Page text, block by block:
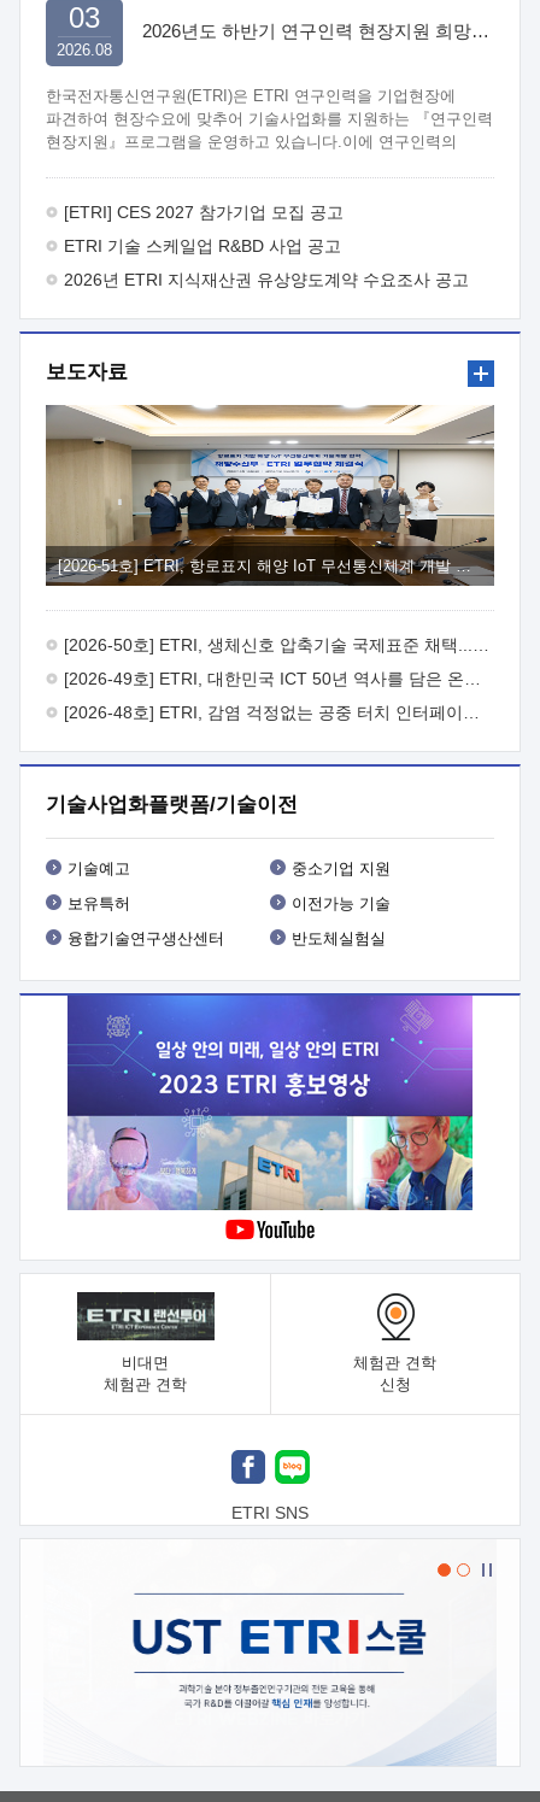
2026년도 하반기 연구인력 현장지원 희망기업 신청/접수
한국전자통신연구원(ETRI)은 ETRI 연구인력을 기업현장에
파견하여 현장수요에 맞추어 기술사업화를 지원하는 『연구인력
현장지원』프로그램을 운영하고 있습니다.이에 연구인력의
추진목적: ETRI 인력을 기업현장에 파견. 기술지원을
사업화성과를 극대화하고, 지원기업을 강견기업으로 육성하고자
함.  신청자격: ETRI 협력기업 및 일반 ICT 중소기업*
당해 지원실적과 차기 지원계획을 평가하여 결정
 기업부담:
연봉의 40%  추진일정(1)희망기업 신청/접수(2)희망인력-
희망기업 매칭(3)현장조사/ 선정(심의)(4)협약체결(5)
기업파견8월 3일 ~ 14일 8월 17일 ~ 26일 9월초순 9월 중순
10월 이후* 상기일정은 희망인력-희망기업간 매칭 원활시를
가정한 것으로 상황에 따라 상당기간 일정이 지연될 수 있음. **
(1)희망인력-희망기업간 적합성이 낮다고 판단되거나, (2)
희망인력이 파견의사를 철회할 경우 후속 절차가 진행되지 않을
수 있음.2. 현장지원 희망인력 및 상세이력
 희망인력
공정(FET / SBD 등 )유기물 반도체 소재 및 소자 설계, 합성 및
제작바이오센서 설계/제작토양/수질/가스 센서 설계/
제작광소자응용B광 센서 및 응용 시스템시스템 제어 및 데이터
처리FPGA 제어, VHDL 프로그램 개발Labview, Python, C
임2) 대상인력 B 상세이력 3. 신청방법 및 향후일정 등 
제출  문 의 처: ETRI사업화본부 기업성장지원부
현장지원 신청서 (기업)
2026.08
03
[ETRI] CES 2027 참가기업 모집 공고
ETRI 기술 스케일업 R&BD 사업 공고
2026년 ETRI 지식재산권 유상양도계약 수요조사 공고
보도자료
[2026-51호] ETRI, 항로표지 해양 IoT 무선통신체계 개발 나선다
기술사업화플랫폼/기술이전
기술예고
중소기업 지원
보유특허
이전가능 기술
융합기술연구생산센터
반도체실험실
비대면
체험관 견학
체험관 견학
신청
ETRI SNS